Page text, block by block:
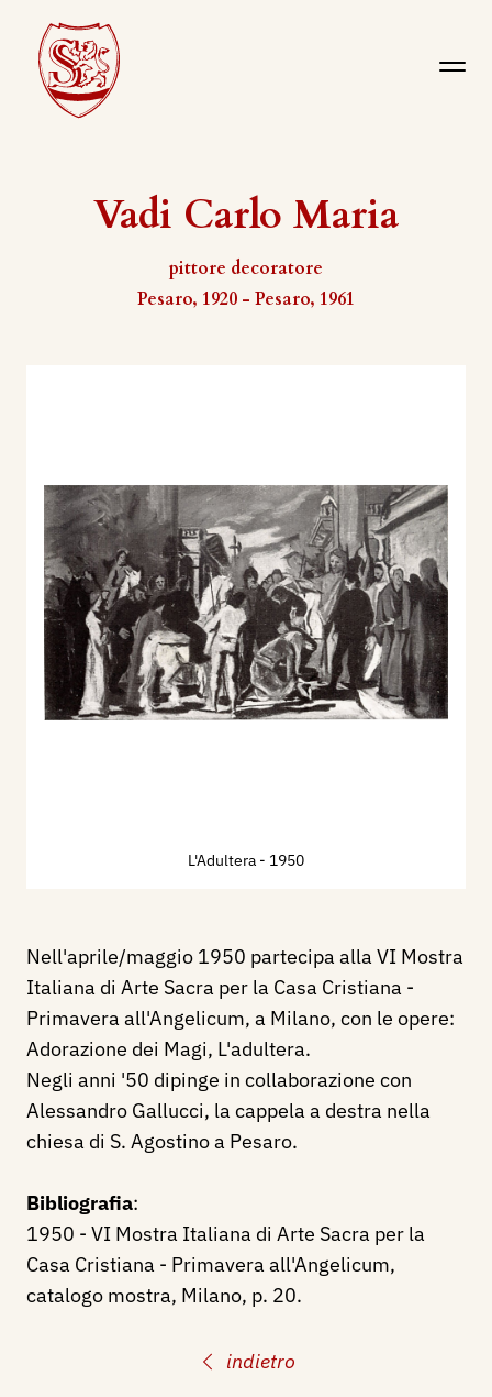
Vadi Carlo Maria
pittore decoratore
Pesaro, 1920 - Pesaro, 1961
indietro
L'Adultera - 1950
Nell'aprile/maggio 1950 partecipa alla VI Mostra
Italiana di Arte Sacra per la Casa Cristiana -
Primavera all'Angelicum, a Milano, con le opere:
Adorazione dei Magi, L'adultera.
Negli anni '50 dipinge in collaborazione con
Alessandro Gallucci, la cappela a destra nella
chiesa di S. Agostino a Pesaro.
Bibliografia:
1950 - VI Mostra Italiana di Arte Sacra per la
Casa Cristiana - Primavera all'Angelicum,
catalogo mostra, Milano, p. 20.